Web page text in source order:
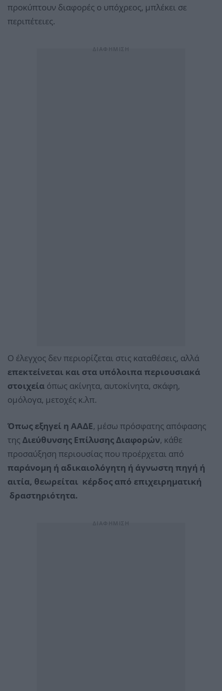
προκύπτουν διαφορές ο υπόχρεος, μπλέκει σε
περιπέτειες.
Ο έλεγχος δεν περιορίζεται στις καταθέσεις, αλλά
επεκτείνεται και στα υπόλοιπα περιουσιακά
στοιχεία όπως ακίνητα, αυτοκίνητα, σκάφη,
ομόλογα, μετοχές κ.λπ.
Όπως εξηγεί η ΑΑΔΕ, μέσω πρόσφατης απόφασης
της Διεύθυνσης Επίλυσης Διαφορών, κάθε
προσαύξηση περιουσίας που προέρχεται από
παράνομη ή αδικαιολόγητη ή άγνωστη πηγή ή
αιτία, θεωρείται κέρδος από επιχειρηματική
δραστηριότητα.